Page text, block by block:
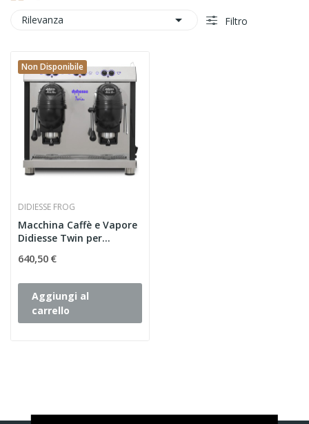
Rilevanza  Filtro
Non Disponibile
DIDIESSE FROG
Macchina Caffè e Vapore
Didiesse Twin per...
640,50 €
Aggiungi al
carrello